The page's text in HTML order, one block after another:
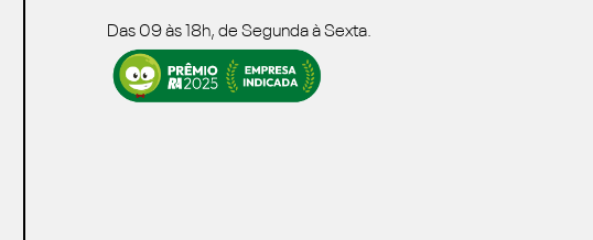
Das 09 às 18h, de Segunda à Sexta.